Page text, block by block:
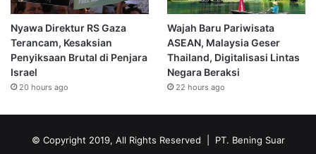
Nyawa Direktur RS Gaza
Terancam, Kesaksian
Penyiksaan Brutal di Penjara
Israel
20 hours ago
Wajah Baru Pariwisata
ASEAN, Malaysia Geser
Thailand, Digitalisasi Lintas
Negara Beraksi
22 hours ago
© Copyright 2019, All Rights Reserved | PT. Bening Suar